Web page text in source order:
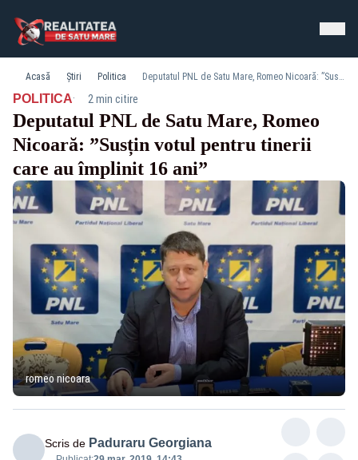
Acasă Știri Politica Deputatul PNL de Satu Mare, Romeo Nicoară: ”Susțin votul pentru tinerii care au împlinit 16 ani”
POLITICA· 2 min citire
Deputatul PNL de Satu Mare, Romeo
Nicoară: ”Susțin votul pentru tinerii
care au împlinit 16 ani”
romeo nicoara
Scris de Paduraru Georgiana